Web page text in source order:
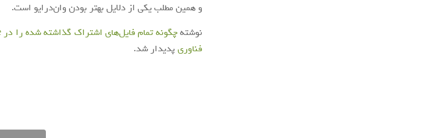
و همین مطلب یکی از دلایل بهتر بودن وان‌درایو است.
نوشتهچگونه تمام فایل‌های اشتراک گذاشته شده را در OneDrive پیدا کنیم؟
فناوری پدیدار شد.